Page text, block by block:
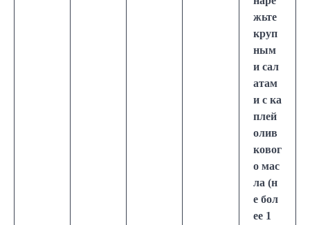
жьте
круп
ным
и сал
атам
и с ка
плей
олив
ковог
о мас
ла (н
е бол
ее 1